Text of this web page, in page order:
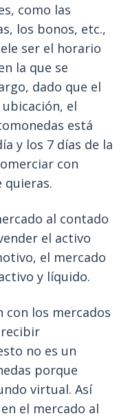
como las
los bonos, etc.,
ser el horario
la que se
dado que el
el
está
y los 7 días de la
con
al contado
el activo
el mercado
y líquido.
con los mercados
recibir
no es un
porque
virtual. Así
el mercado al